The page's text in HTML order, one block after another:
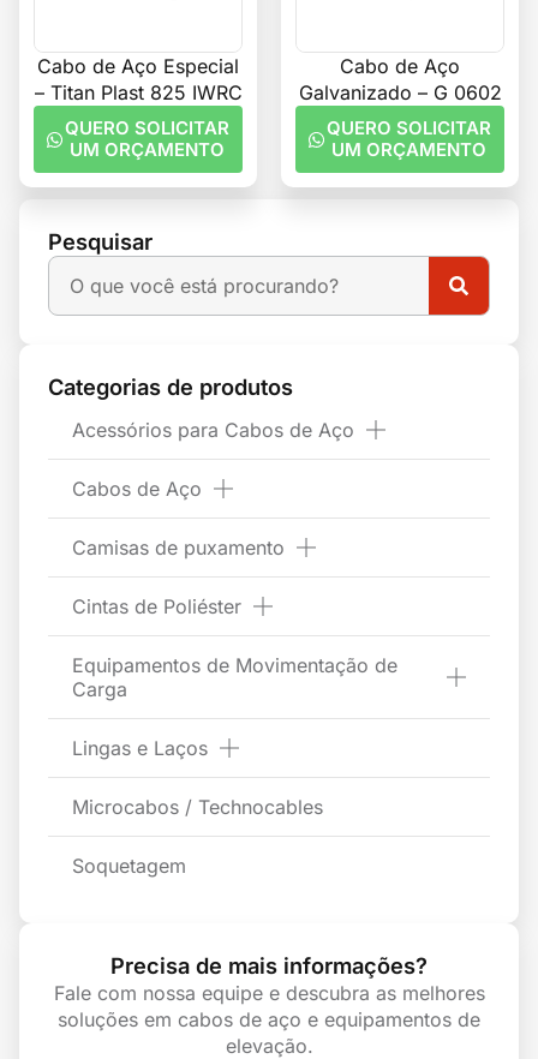
Pesquisar
Categorias de produtos
Acessórios para Cabos de Aço
Cabos de Aço
Camisas de puxamento
Cintas de Poliéster
Equipamentos de Movimentação de
Carga
Lingas e Laços
Microcabos / Technocables
Soquetagem
Precisa de mais informações?
Fale com nossa equipe e descubra as melhores
soluções em cabos de aço e equipamentos de
elevação.
Cabo de Aço Especial
– Titan Plast 825 IWRC
QUERO SOLICITAR
UM ORÇAMENTO
Cabo de Aço
Galvanizado – G 0602
QUERO SOLICITAR
UM ORÇAMENTO